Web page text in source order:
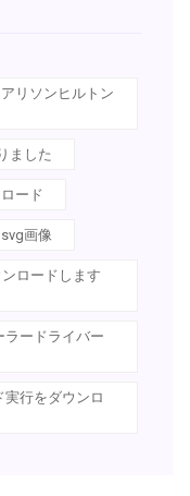
リソンヒルトン
ました
ード
画像
ロードします
ラードライバー
行をダウンロ